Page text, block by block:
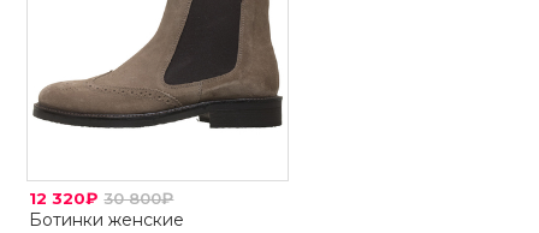
12 320₽ 30 800₽
Ботинки женские